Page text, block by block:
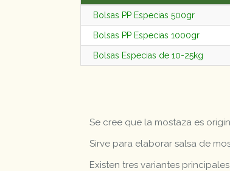
Bolsas PP Especias 500gr
Bolsas PP Especias 1000gr
Bolsas Especias de 10-25kg
Se cree que la mostaza es
Sirve para elaborar salsa de
Existen tres variantes